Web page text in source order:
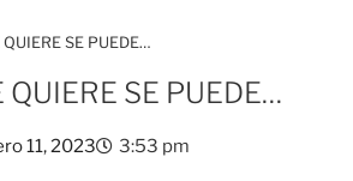
SE PUEDE…
QUIERE SE PUEDE…
11, 2023 3:53 pm